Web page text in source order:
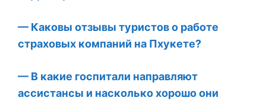
— Каковы отзывы туристов о работе
страховых компаний на Пхукете?
— В какие госпитали направляют
ассистансы и насколько хорошо они